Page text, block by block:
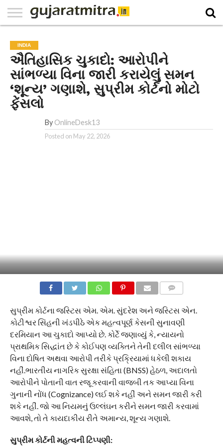
PAPER
NATIONAL
WORLD
BUSINESS
SPORTS
GUJARAT
OPINION
MORE
INDIA
​ઐતિહાસિક ચુકાદો: આરોપીને
સાંભળ્યા વિના જારી કરાયેલું સમન
‘શૂન્ય’ ગણાશે, સુપ્રીમ કોર્ટનો મોટો
ફેંસલો
By OnlineDesk13
Posted on May 22, 2026
સુપ્રીમ કોર્ટના જસ્ટિસ એમ. એમ. સુંદરેશ અને જસ્ટિસ એન.
કોટીશ્વર સિંહની ખંડપીઠે એક મહત્વપૂર્ણ કેસની સુનાવણી
દરમિયાન આ ચુકાદો આપ્યો છે. કોર્ટે જણાવ્યું કે, ન્યાયનો
પ્રાથમિક સિદ્ધાંત છે કે કોઈપણ વ્યક્તિને તેની દલીલ સાંભળ્યા
વિના દોષિત અથવા આરોપી તરીકે પ્રક્રિયામાં ધકેલી શકાય
નહીં.ભારતીય નાગરિક સુરક્ષા સંહિતા (BNSS) હેઠળ, અદાલતો
આરોપીને પોતાની વાત રજૂ કરવાની વાજબી તક આપ્યા વિના
ગુનાની નોંધ (Cognizance) લઈ શકે નહીં અને સમન જારી કરી
શકે નહીં. જો આ નિયમનું ઉલ્લંઘન કરીને સમન જારી કરવામાં
આવશે, તો તે કાયદાકીય રીતે અમાન્ય, શૂન્ય ગણાશે.
સુપ્રીમ કોર્ટની મહત્વની ટિપ્પણી: